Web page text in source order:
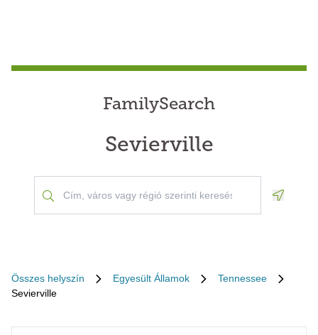
FamilySearch
Sevierville
Összes helyszín Egyesült Államok
Tennessee
Sevierville